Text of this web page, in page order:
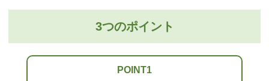
3つのポイント
POINT1